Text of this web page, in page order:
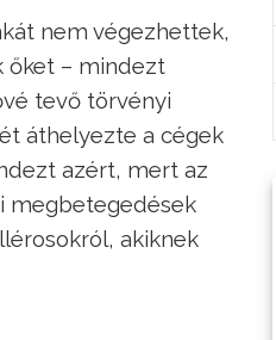
nem végezhettek,
őket – mindezt
tevő törvényi
áthelyezte a cégek
azért, mert az
megbetegedések
akiknek